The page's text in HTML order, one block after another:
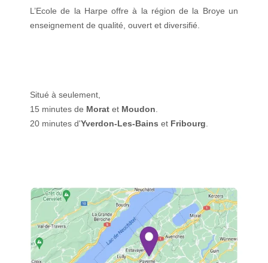
L’Ecole de la Harpe offre à la région de la Broye un
enseignement de qualité, ouvert et diversifié.
Situé à seulement,
15 minutes de Morat et Moudon
20 minutes d'Yverdon-Les-Bains et Fribourg